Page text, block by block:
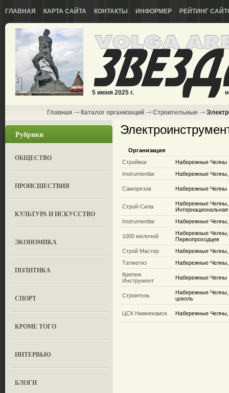
ГЛАВНАЯ КАРТА САЙТА КОНТАКТЫ ИНФОРМЕР РЕЙТИНГ
5 июня 2025 г.
Главная Каталог организаций Строительные
Рубрики
ОБЩЕСТВО
ПРОИСШЕСТВИЯ
КУЛЬТУРА И ИСКУССТВО
ЭКОНОМИКА
ПОЛИТИКА
СПОРТ
КРОМЕ ТОГО
ИНТЕРВЬЮ
БЛОГИ
Организация
Строймаг
Набережные Челны
Instrumentlar
Набережные Челны,
Саморезов Набережные Челны
Строй-Сила
Набережные Челны,
Интернациональная
Instrumentlar
Набережные Челны,
1000 мелочей
Набережные
Первопроходцев
Строй Мастер
Набережные Челны,
Татметиз
Набережные Челны,
Крепеж
Инструмент
Набережные Челны
Строитель
Набережные Челны,
цоколь
ЦСК Нижнекамск Набережные Челны,